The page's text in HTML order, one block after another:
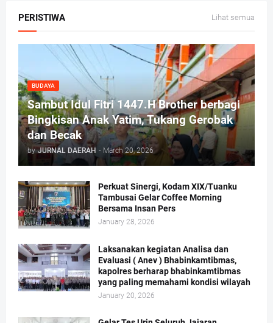
PERISTIWA Lihat semua
BUDAYA
Sambut Idul Fitri 1447.H Brother berbagi
Bingkisan Anak Yatim, Tukang Gerobak
dan Becak
by JURNAL DAERAH - March 20, 2026
Perkuat Sinergi, Kodam XIX/Tuanku
Tambusai Gelar Coffee Morning
Bersama Insan Pers
January 28, 2026
Laksanakan kegiatan Analisa dan
Evaluasi ( Anev ) Bhabinkamtibmas,
kapolres berharap bhabinkamtibmas
yang paling memahami kondisi wilayah
January 20, 2026